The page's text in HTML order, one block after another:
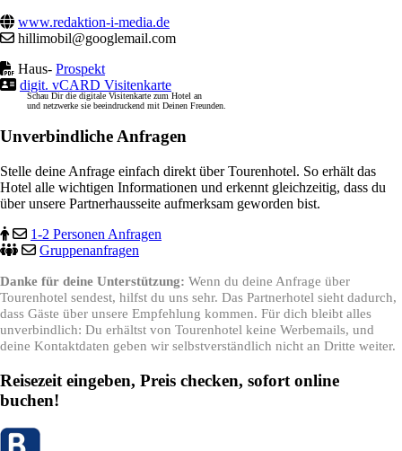
www.redaktion-i-media.de
hillimobil@googlemail.com
Haus- Prospekt
digit. vCARD Visitenkarte
Schau Dir die digitale Visitenkarte zum Hotel an
und netzwerke sie beeindruckend mit Deinen Freunden.
Unverbindliche Anfragen
Stelle deine Anfrage einfach direkt über Tourenhotel. So erhält das
Hotel alle wichtigen Informationen und erkennt gleichzeitig, dass du
über unsere Partnerhausseite aufmerksam geworden bist.
1-2 Personen Anfragen
Gruppenanfragen
Danke für deine Unterstützung: Wenn du deine Anfrage über
Tourenhotel sendest, hilfst du uns sehr. Das Partnerhotel sieht dadurch,
dass Gäste über unsere Empfehlung kommen. Für dich bleibt alles
unverbindlich: Du erhältst von Tourenhotel keine Werbemails, und
deine Kontaktdaten geben wir selbstverständlich nicht an Dritte weiter.
Reisezeit eingeben, Preis checken, sofort online
buchen!